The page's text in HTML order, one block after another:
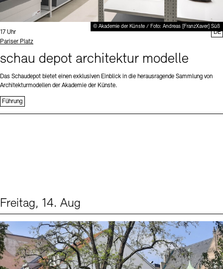
© Akademie der Künste / Foto: Andreas [FranzXaver] Süß
Uhrzeit:
17 Uhr
Standort
Pariser Platz
schau depot architektur modelle
Das Schaudepot bietet einen exklusiven Einblick in die herausragende Sammlung von
Architekturmodellen der Akademie der Künste.
Führung
DE
Freitag, 14. Aug